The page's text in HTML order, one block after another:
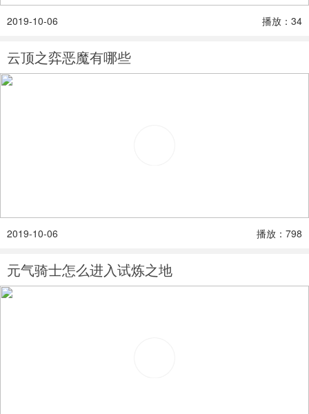
2019-10-06 播放：34
云顶之弈恶魔有哪些
2019-10-06 播放：798
元气骑士怎么进入试炼之地